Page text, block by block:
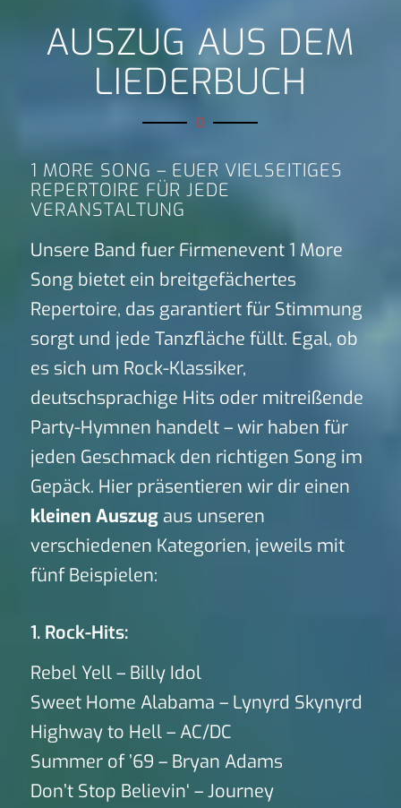
AUSZUG AUS DEM
LIEDERBUCH
1 MORE SONG – EUER VIELSEITIGES
REPERTOIRE FÜR JEDE
VERANSTALTUNG
Unsere Band fuer Firmenevent 1 More
Song bietet ein breitgefächertes
Repertoire, das garantiert für Stimmung
sorgt und jede Tanzfläche füllt. Egal, ob
es sich um Rock-Klassiker,
deutschsprachige Hits oder mitreißende
Party-Hymnen handelt – wir haben für
jeden Geschmack den richtigen Song im
Gepäck. Hier präsentieren wir dir einen
kleinen Auszugaus unseren
verschiedenen Kategorien, jeweils mit
fünf Beispielen:
1. Rock-Hits:
Rebel Yell – Billy Idol
Sweet Home Alabama – Lynyrd Skynyrd
Highway to Hell – AC/DC
Summer of ’69 – Bryan Adams
Don’t Stop Believin‘ – Journey